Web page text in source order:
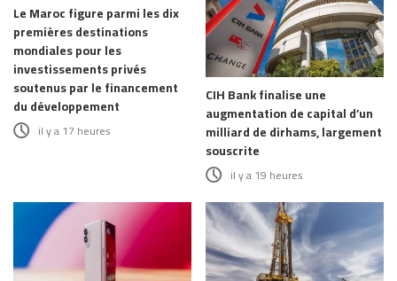
Le Maroc figure parmi les dix
premières destinations
mondiales pour les
investissements privés
soutenus par le financement
du développement
il y a 17 heures
CIH Bank finalise une
augmentation de capital d’un
milliard de dirhams, largement
souscrite
il y a 19 heures